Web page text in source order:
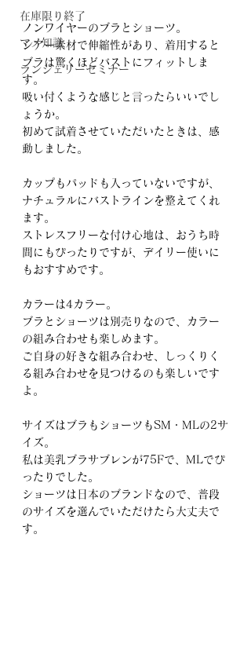
在庫限り終了
マメ知識
ランジェリーセミナー
ノンワイヤーのブラとショーツ。
シアー素材で伸縮性があり、着用すると
ブラは驚くほどバストにフィットしま
す。
吸い付くような感じと言ったらいいでし
ょうか。
初めて試着させていただいたときは、感
動しました。
カップもパッドも入っていないですが、
ナチュラルにバストラインを整えてくれ
ます。
ストレスフリーな付け心地は、おうち時
間にもぴったりですが、デイリー使いに
もおすすめです。
カラーは4カラー。
ブラとショーツは別売りなので、カラー
の組み合わせも楽しめます。
ご自身の好きな組み合わせ、しっくりく
る組み合わせを見つけるのも楽しいです
よ。
サイズはブラもショーツもSM・MLの2サ
イズ。
私は美乳ブラサブレンが75Fで、MLでぴ
ったりでした。
ショーツは日本のブランドなので、普段
のサイズを選んでいただけたら大丈夫で
す。